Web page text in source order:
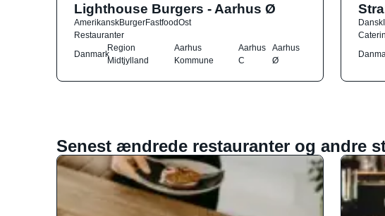
Lighthouse Burgers - Aarhus Ø
AmerikanskBurgerFastfoodOst
Restauranter
Danmark
Region
Midtjylland
Aarhus
Kommune
Aarhus
C
Aarhus
Ø
Dansk
Senest ændrede restauranter og andre